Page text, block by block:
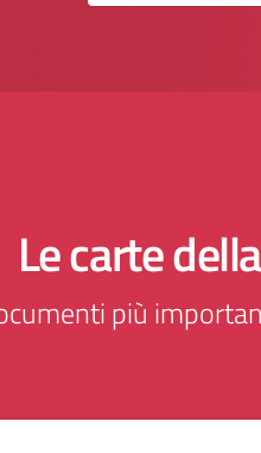
Le carte
più